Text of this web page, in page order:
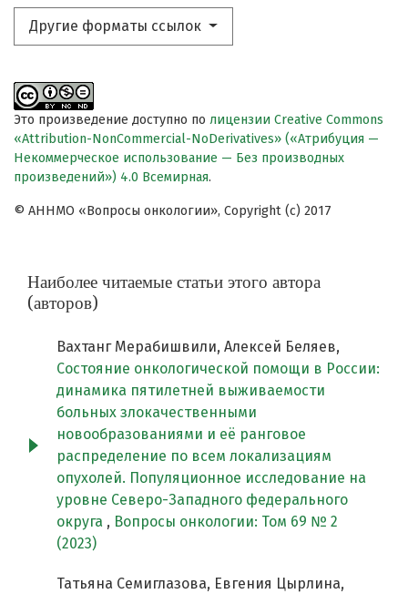
Другие форматы ссылок
Это произведение доступно по лицензии Creative Commons
«Attribution-NonCommercial-NoDerivatives» («Атрибуция —
Некоммерческое использование — Без производных
произведений») 4.0 Всемирная.
© АННМО «Вопросы онкологии», Copyright (c) 2017
Наиболее читаемые статьи этого автора
(авторов)
Вахтанг Мерабишвили, Алексей Беляев,
Состояние онкологической помощи в России:
динамика пятилетней выживаемости
больных злокачественными
новообразованиями и её ранговое
распределение по всем локализациям
опухолей. Популяционное исследование на
уровне Северо-Западного федерального
округа , Вопросы онкологии: Том 69 № 2
(2023)
Татьяна Семиглазова, Евгения Цырлина,